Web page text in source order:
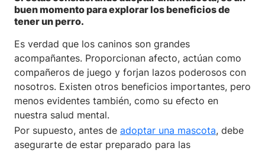
buen momento para explorar los beneficios de
tener un perro.
Es verdad que los caninos son grandes
acompañantes. Proporcionan afecto, actúan como
compañeros de juego y forjan lazos poderosos con
nosotros. Existen otros beneficios importantes, pero
menos evidentes también, como su efecto en
nuestra salud mental.
Por supuesto, antes de adoptar una mascota, debe
asegurarte de estar preparado para las